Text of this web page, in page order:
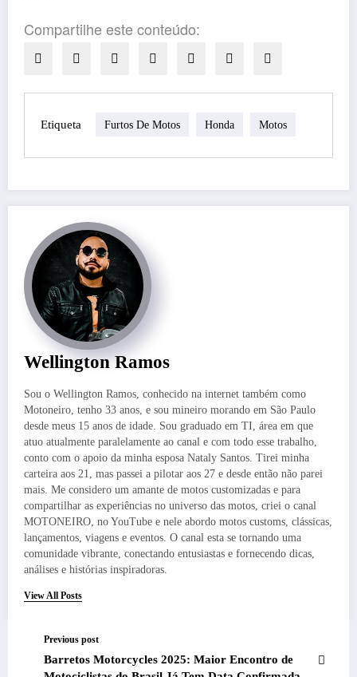
Compartilhe este conteúdo:
Etiqueta Furtos De Motos Honda Motos
Wellington Ramos
Sou o Wellington Ramos, conhecido na internet também como
Motoneiro, tenho 33 anos, e sou mineiro morando em São Paulo
desde meus 15 anos de idade. Sou graduado em TI, área em que
atuo atualmente paralelamente ao canal e com todo esse trabalho,
conto com o apoio da minha esposa Nataly Santos. Tirei minha
carteira aos 21, mas passei a pilotar aos 27 e desde então não parei
mais. Me considero um amante de motos customizadas e para
compartilhar as experiências no universo das motos, criei o canal
MOTONEIRO, no YouTube e nele abordo motos customs, clássicas,
lançamentos, viagens e eventos. O canal esta se tornando uma
comunidade vibrante, conectando entusiastas e fornecendo dicas,
análises e histórias inspiradoras.
View All Posts
Previous post
Barretos Motorcycles 2025: Maior Encontro de